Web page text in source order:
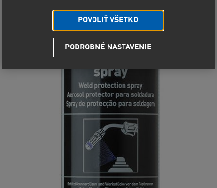
POVOLIŤ VŠETKO
PODROBNÉ NASTAVENIE